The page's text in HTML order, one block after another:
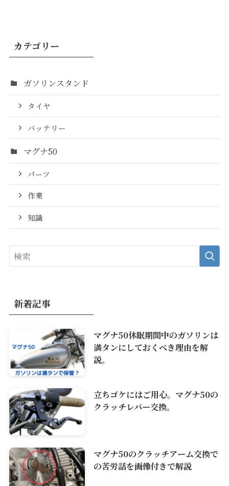
カテゴリー
ガソリンスタンド
タイヤ
バッテリー
マグナ50
パーツ
作業
知識
新着記事
マグナ50休眠期間中のガソリンは
満タンにしておくべき理由を解
説。
立ちゴケにはご用心。マグナ50の
クラッチレバー交換。
マグナ50のクラッチアーム交換で
の苦労話を画像付きで解説